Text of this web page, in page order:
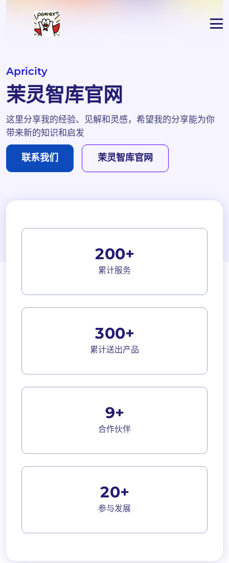
Apricity
茉灵智库官网
这里分享我的经验、见解和灵感，希望我的分享能为你
带来新的知识和启发
联系我们 茉灵智库官网
200+
累计服务
300+
累计送出产品
9+
合作伙伴
20+
参与发展